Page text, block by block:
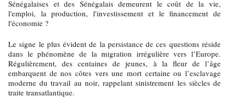
Sénégalaises et des Sénégalais demeurent le coût de la vie,
l'emploi, la production, l'investissement et le financement de
l'économie ?
Le signe le plus évident de la persistance de ces questions réside
dans le phénomène de la migration irrégulière vers l’Europe.
Régulièrement, des centaines de jeunes, à la fleur de l’âge
embarquent de nos côtes vers une mort certaine ou l’esclavage
moderne du travail au noir, rappelant sinistrement les siècles de
traite transatlantique.